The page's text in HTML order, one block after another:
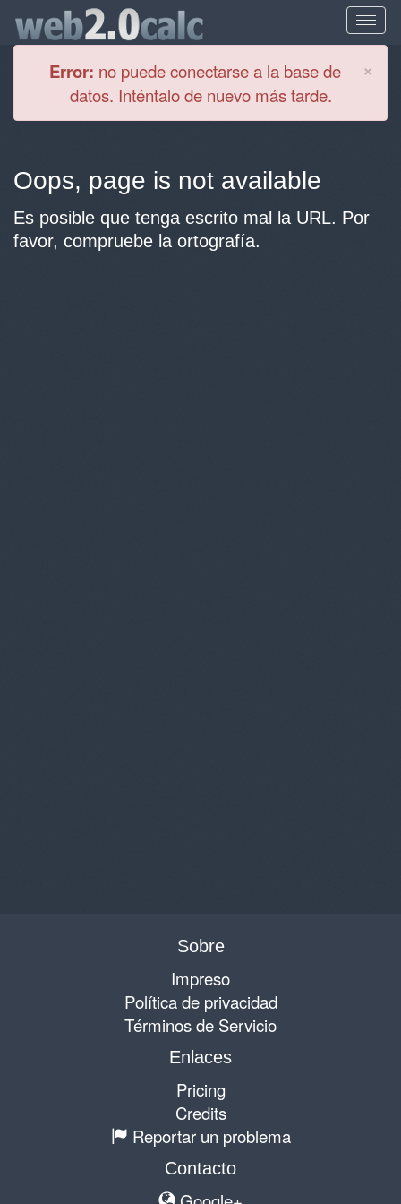
×
Error: no puede conectarse a la base de
datos. Inténtalo de nuevo más tarde.
Oops, page is not available
Es posible que tenga escrito mal la URL. Por
favor, compruebe la ortografía.
Sobre
Impreso
Política de privacidad
Términos de Servicio
Enlaces
Pricing
Credits
Reportar un problema
Contacto